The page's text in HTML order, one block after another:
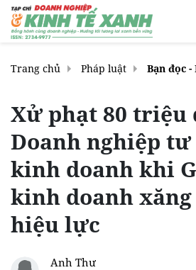
Trang chủ Pháp luật Bạn đọc -
Xử phạt 80 triệu
Doanh nghiệp tư
kinh doanh khi
kinh doanh
hiệu lực
Anh Thư